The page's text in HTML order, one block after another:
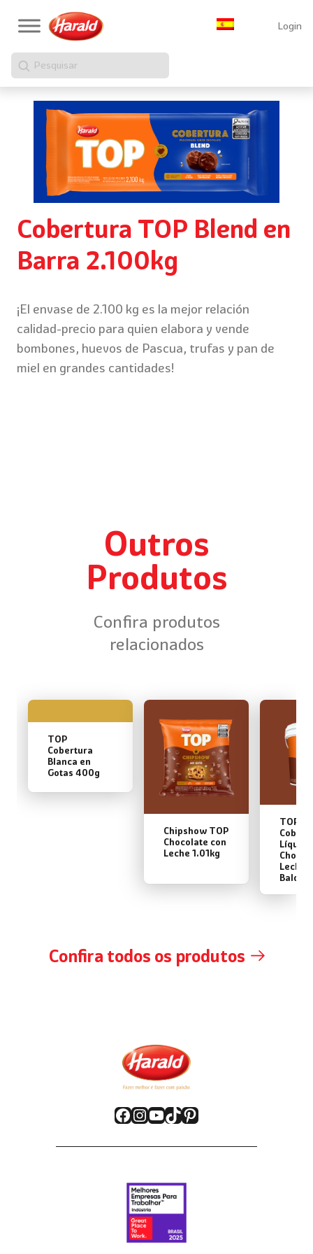
Login
Pesquisar
Cobertura TOP Blend en
Barra 2.100kg
¡El envase de 2.100 kg es la mejor relación
calidad-precio para quien elabora y vende
bombones, huevos de Pascua, trufas y pan de
miel en grandes cantidades!
Outros
Produtos
Confira produtos
relacionados
TOP
Cobertura
Blanca en
Gotas 400g
Chipshow TOP
Chocolate con
Leche 1.01kg
TOP
Leche
Balde
Confira todos os produtos
Facebook
Instagram
YouTube
TikTok
Pinterest